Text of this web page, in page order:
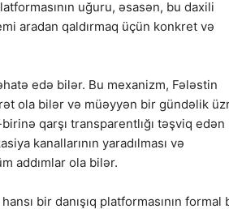
uğuru, əsasən, bu daxili
aradan qaldırmaq üçün konkret və
edə bilər. Bu mexanizm, Fələstin
ola bilər və müəyyən bir gündəlik
qarşı transparentlığı təşviq edən
kanallarının yaradılması və
addımlar ola bilər.
bir danışıq platformasının formal